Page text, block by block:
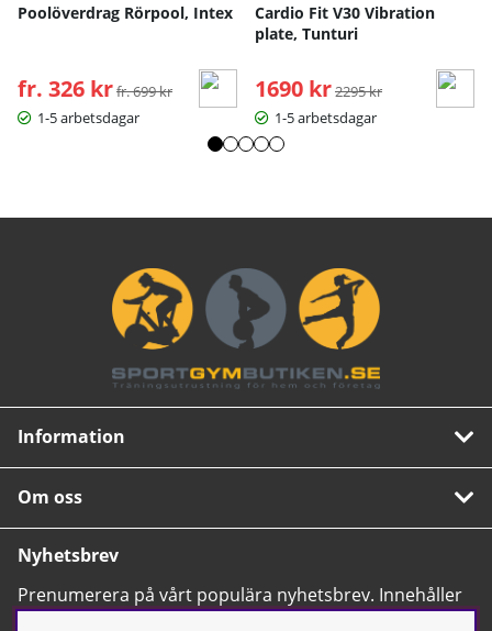
Poolöverdrag Rörpool, Intex
fr. 326 kr Ordinarie pris:
fr. 699 kr
1-5 arbetsdagar
Cardio Fit V30 Vibration
plate, Tunturi
1690 kr Ordinarie pris:
2295 kr
1-5 arbetsdagar
Information
Om oss
Nyhetsbrev
Prenumerera på vårt populära nyhetsbrev. Innehåller
tips, nyheter och våra allra bästa erbjudanden.